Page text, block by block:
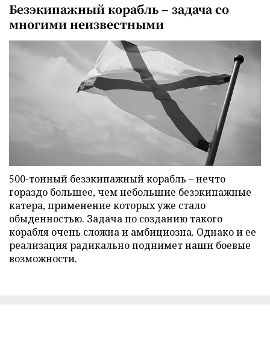
Безэкипажный корабль – задача со
многими неизвестными
500-тонный безэкипажный корабль – нечто
гораздо большее, чем небольшие безэкипажные
катера, применение которых уже стало
обыденностью. Задача по созданию такого
корабля очень сложна и амбициозна. Однако и ее
реализация радикально поднимет наши боевые
возможности.